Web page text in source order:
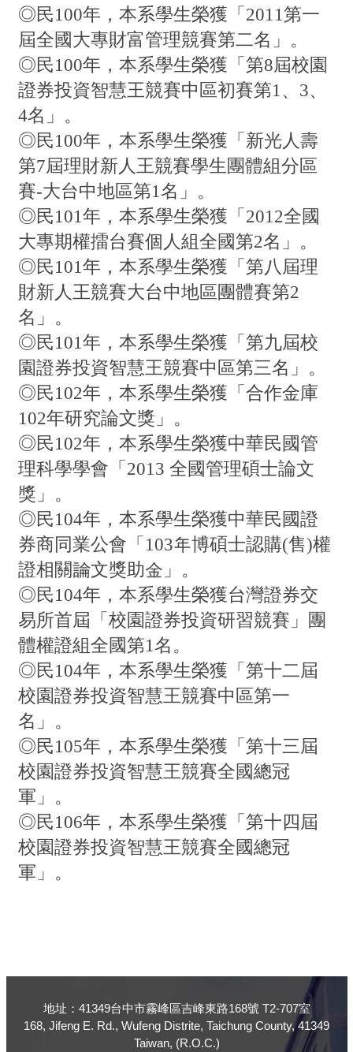
◎民100年，本系學生榮獲「2011第一
屆全國大專財富管理競賽第二名」。
◎民100年，本系學生榮獲「第8屆校園
證券投資智慧王競賽中區初賽第1、3、
4名」。
◎民100年，本系學生榮獲「新光人壽
第7屆理財新人王競賽學生團體組分區
賽-大台中地區第1名」。
◎民101年，本系學生榮獲「2012全國
大專期權擂台賽個人組全國第2名」。
◎民101年，本系學生榮獲「第八屆理
財新人王競賽大台中地區團體賽第2
名」。
◎民101年，本系學生榮獲「第九屆校
園證券投資智慧王競賽中區第三名」。
◎民102年，本系學生榮獲「合作金庫
102年研究論文獎」。
◎民102年，本系學生榮獲中華民國管
理科學學會「2013 全國管理碩士論文
獎」。
◎民104年，本系學生榮獲中華民國證
券商同業公會「103年博碩士認購(售)權
證相關論文獎助金」。
◎民104年，本系學生榮獲台灣證券交
易所首屆「校園證券投資研習競賽」團
體權證組全國第1名。
◎民104年，本系學生榮獲「第十二屆
校園證券投資智慧王競賽中區第一
名」。
◎民105年，本系學生榮獲「第十三屆
校園證券投資智慧王競賽全國總冠
軍」。
◎民106年，本系學生榮獲「第十四屆
校園證券投資智慧王競賽全國總冠
軍」。
地址：41349台中市霧峰區吉峰東路168號 T2-707室
168, Jifeng E. Rd., Wufeng Distrite, Taichung County, 41349
Taiwan, (R.O.C.)